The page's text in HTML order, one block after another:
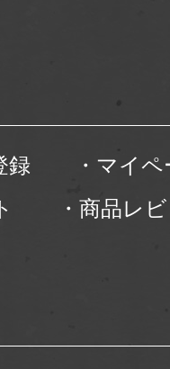
録
・マイ
・商品レ